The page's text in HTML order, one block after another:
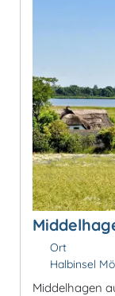
Ort
Halbinsel
Middelhagen